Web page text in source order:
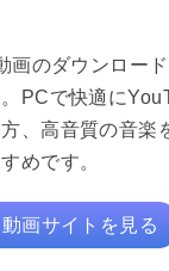
画のダウンロー
PCで快適に
、高音質の音楽
めです。
画サイトを見る